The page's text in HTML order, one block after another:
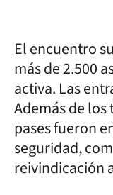
El encuentro
más de 2.500
activa. Las
Además de
pases fueron
seguridad,
reivindicación